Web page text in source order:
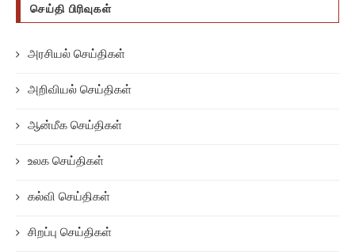
செய்தி பிரிவுகள்
அரசியல் செய்திகள்
அறிவியல் செய்திகள்
ஆன்மீக செய்திகள்
உலக செய்திகள்
கல்வி செய்திகள்
சிறப்பு செய்திகள்